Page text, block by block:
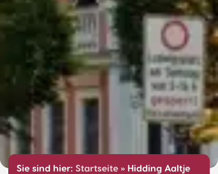
Sie sind hier: Startseite » Hidding Aaltje